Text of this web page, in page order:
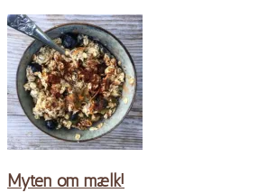
Myten om mælk!